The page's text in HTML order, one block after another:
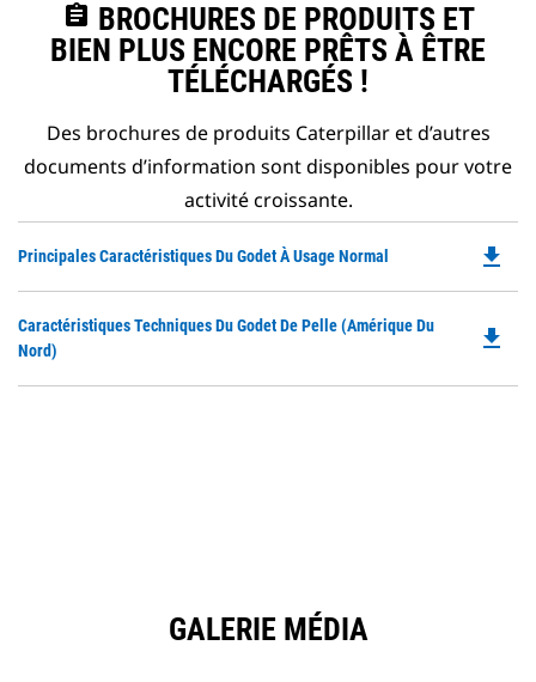
assignment BROCHURES DE PRODUITS ET
BIEN PLUS ENCORE PRÊTS À ÊTRE
TÉLÉCHARGÉS !
Des brochures de produits Caterpillar et d’autres
documents d’information sont disponibles pour votre
activité croissante.
Principales Caractéristiques Du Godet À Usage Normal file_download
Caractéristiques Techniques Du Godet De Pelle (Amérique Du
Nord)
file_download
GALERIE MÉDIA